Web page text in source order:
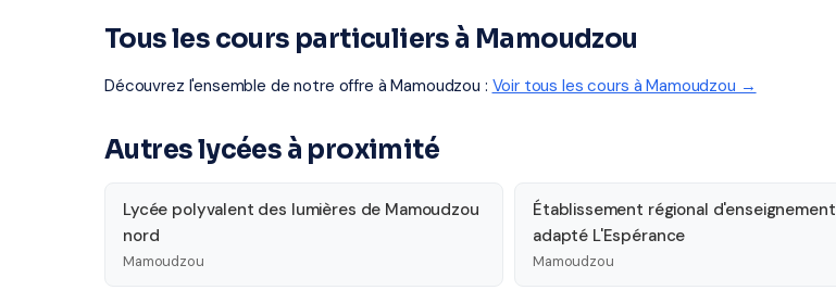
Tous les cours particuliers à Mamoudzou
Découvrez l'ensemble de notre offre à Mamoudzou : Voir tous les cours à Mamoudzou →
Autres lycées à proximité
Lycée polyvalent des lumières de Mamoudzou
nord
Mamoudzou
Établissement régional d'enseignement
adapté L'Espérance
Mamoudzou